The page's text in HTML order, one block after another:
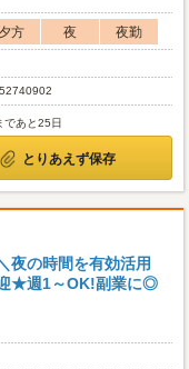
夕方 夜
夜勤
であと25日
とりあえず保存
夜の時間を有効活用
★週1～OK!副業に◎